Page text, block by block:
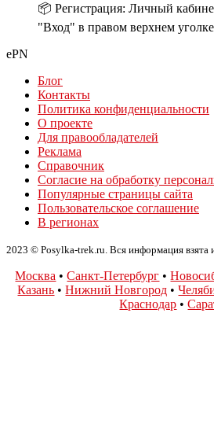
📦 Регистрация: Личный
"Вход" в правом верхнем
ePN
Блог
Контакты
Политика конфиденциальности
О проекте
Для правообладателей
Реклама
Справочник
Согласие на обработку
Популярные страницы сайта
Пользовательское соглашение
В регионах
2023 © Posylka-trek.ru. Вся информация взята
Москва •Санкт-Петербург •
Казань •Нижний Новгород •
Краснодар •